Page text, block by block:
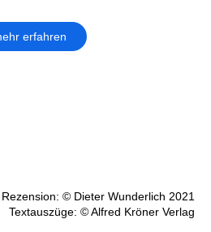
erfahren
© Dieter Wunderlich 2021
Textauszüge: © Alfred Kröner Verlag